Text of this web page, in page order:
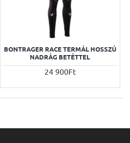
BONTRAGER RACE TERMÁL HOSSZÚ
NADRÁG BETÉTTEL
24 900Ft